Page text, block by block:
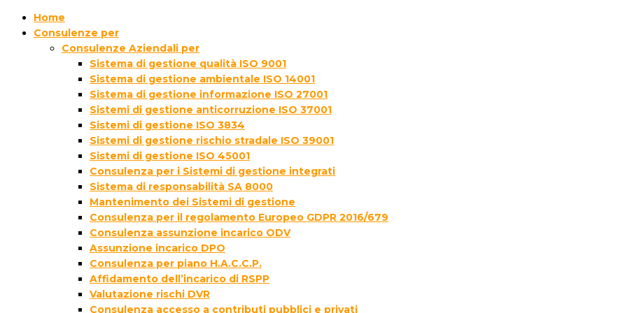
Home
Consulenze per
Consulenze Aziendali per
Sistema di gestione qualità ISO 9001
Sistema di gestione ambientale ISO 14001
Sistema di gestione informazione ISO 27001
Sistemi di gestione anticorruzione ISO 37001
Sistemi di gestione ISO 3834
Sistemi di gestione rischio stradale ISO 39001
Sistemi di gestione ISO 45001
Consulenza per i Sistemi di gestione integrati
Sistema di responsabilità SA 8000
Mantenimento dei Sistemi di gestione
Consulenza per il regolamento Europeo GDPR 2016/679
Consulenza assunzione incarico ODV
Assunzione incarico DPO
Consulenza per piano H.A.C.C.P.
Affidamento dell’incarico di RSPP
Valutazione rischi DVR
Consulenza accesso a contributi pubblici e privati